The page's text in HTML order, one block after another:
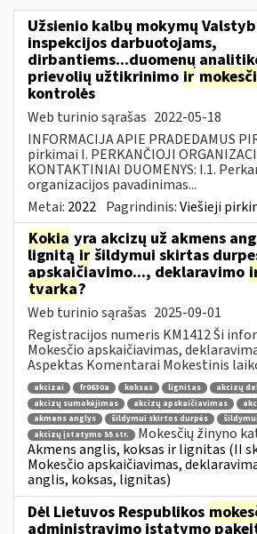
Užsienio kalbų mokymų
inspekcijos darbuotojams,
dirbantiems...duomenų
prievolių užtikrinimo ir
kontrolės
Web turinio sąrašas 2022-05-18
INFORMACIJA APIE PRADEDAMUS
pirkimai I. PERKANČIOJI
KONTAKTINIAI DUOMENYS: I.1.
organizacijos pavadinimas...
Metai: 2022 Pagrindinis:Viešieji
Kokia yra akcizų už akmens
lignitą ir šildymui skirtas
apskaičiavimo..., deklaravimo
tvarka?
Web turinio sąrašas 2025-09-01
Registracijos numeris KM1412 Ši
Mokesčio apskaičiavimas,
Aspektas Komentarai Mokestinis
akcizai fr0630a koksas lignitas
akcizų
akcizų sumokėjimas
akcizų apskaičiavimas
akmens anglys
šildymui skirtos durpės
akcizų įstatymo 55 str.
Mokesčių žinyno
Akmens anglis, koksas ir lignitas (II
Mokesčio apskaičiavimas,
anglis, koksas, lignitas)
Dėl Lietuvos Respublikos
administravimo įstatymo